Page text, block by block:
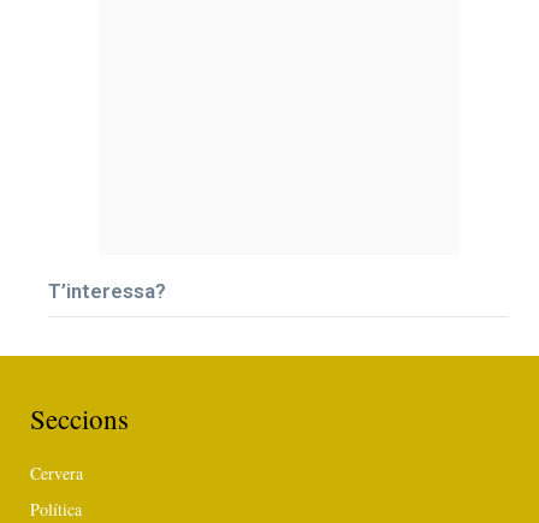
T’interessa?
Seccions
Cervera
Política